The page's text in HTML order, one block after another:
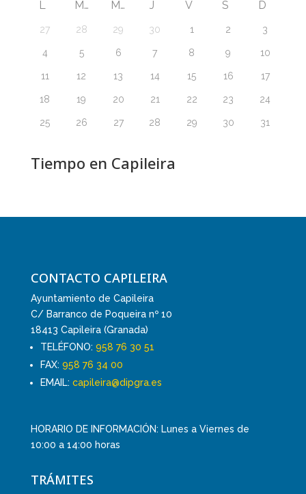
L M M J V S D
27 28 29 30 1 2 3
4 5 6 7 8 9 10
11 12 13 14 15 16 17
18 19 20 21 22 23 24
25 26 27 28 29 30 31
Tiempo en Capileira
CONTACTO CAPILEIRA
Ayuntamiento de Capileira
C/ Barranco de Poqueira nº 10
18413 Capileira (Granada)
TELÉFONO: 958 76 30 51
FAX: 958 76 34 00
EMAIL: capileira@dipgra.es
HORARIO DE INFORMACIÓN: Lunes a Viernes de
10:00 a 14:00 horas
TRÁMITES